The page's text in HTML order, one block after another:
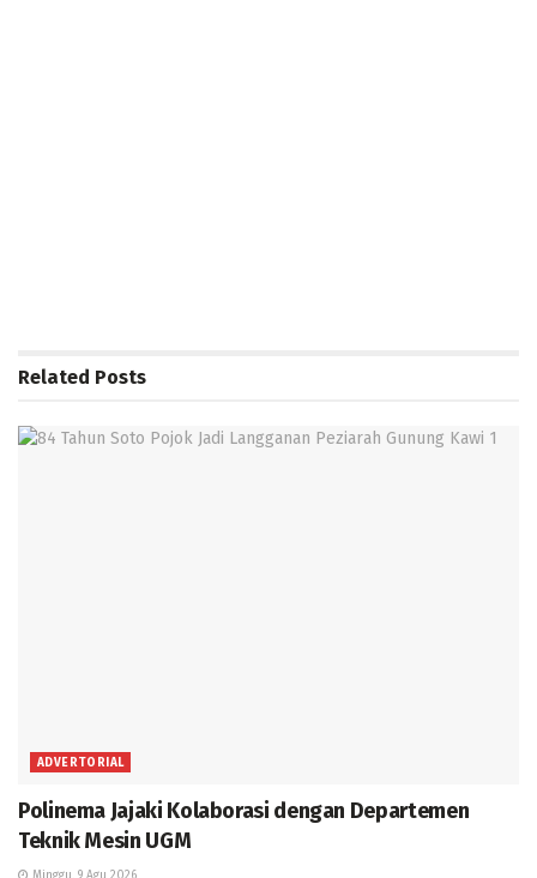
Related Posts
ADVERTORIAL
Polinema Jajaki Kolaborasi dengan Departemen
Teknik Mesin UGM